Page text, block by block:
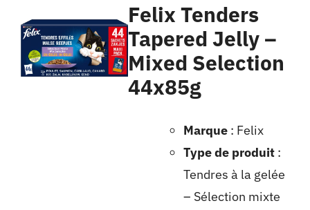
Felix Tenders
Tapered Jelly –
Mixed Selection
44x85g
Marque : Felix
Type de produit :
Tendres à la gelée
– Sélection mixte